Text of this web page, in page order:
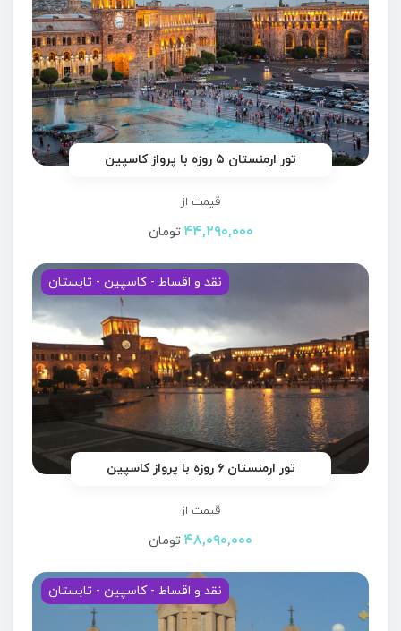
تور ارمنستان ۵ روزه با پرواز کاسپین
قیمت از
۴۴,۲۹۰,۰۰۰ تومان
نقد و اقساط - کاسپین - تابستان
تور ارمنستان ۶ روزه با پرواز کاسپین
قیمت از
۴۸,۰۹۰,۰۰۰ تومان
نقد و اقساط - کاسپین - تابستان